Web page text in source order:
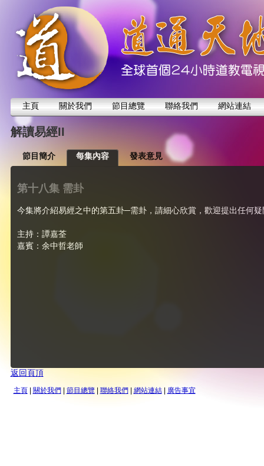
主頁 關於我們 節目總覽 聯絡我們 網站連結
解讀易經II
節目簡介 每集內容 發表意見
第十八集 需卦
今集將介紹易經之中的第五卦─需卦，請細心欣賞，歡迎提出任何
主持：譚嘉荃
嘉賓：余中哲老師
返回頁頂
主頁| 關於我們| 節目總覽| 聯絡我們| 網站連結| 廣告事宜